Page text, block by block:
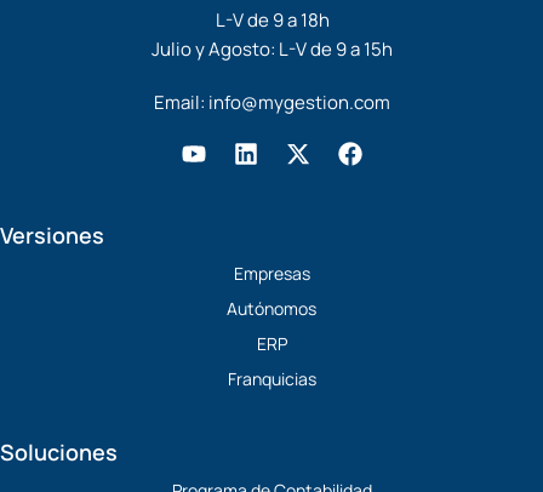
L-V de 9 a 18h
Julio y Agosto: L-V de 9 a 15h
Email: info@mygestion.com
Y L
d
i
n
X
t
t
e
F
a
Versiones
Empresas
Autónomos
ERP
Franquicias
Soluciones